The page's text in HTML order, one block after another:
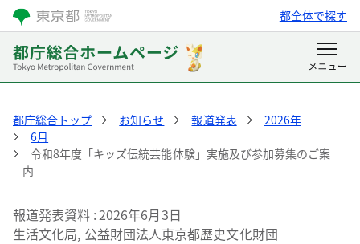
都全体で探す
都庁総合トップ お知らせ 報道発表
2026年
6月
令和8年度「キッズ伝統芸能体験」実施及び参加募集のご案
内
報道発表資料 2026年6月3日
生活文化局, 公益財団法人東京都歴史文化財団